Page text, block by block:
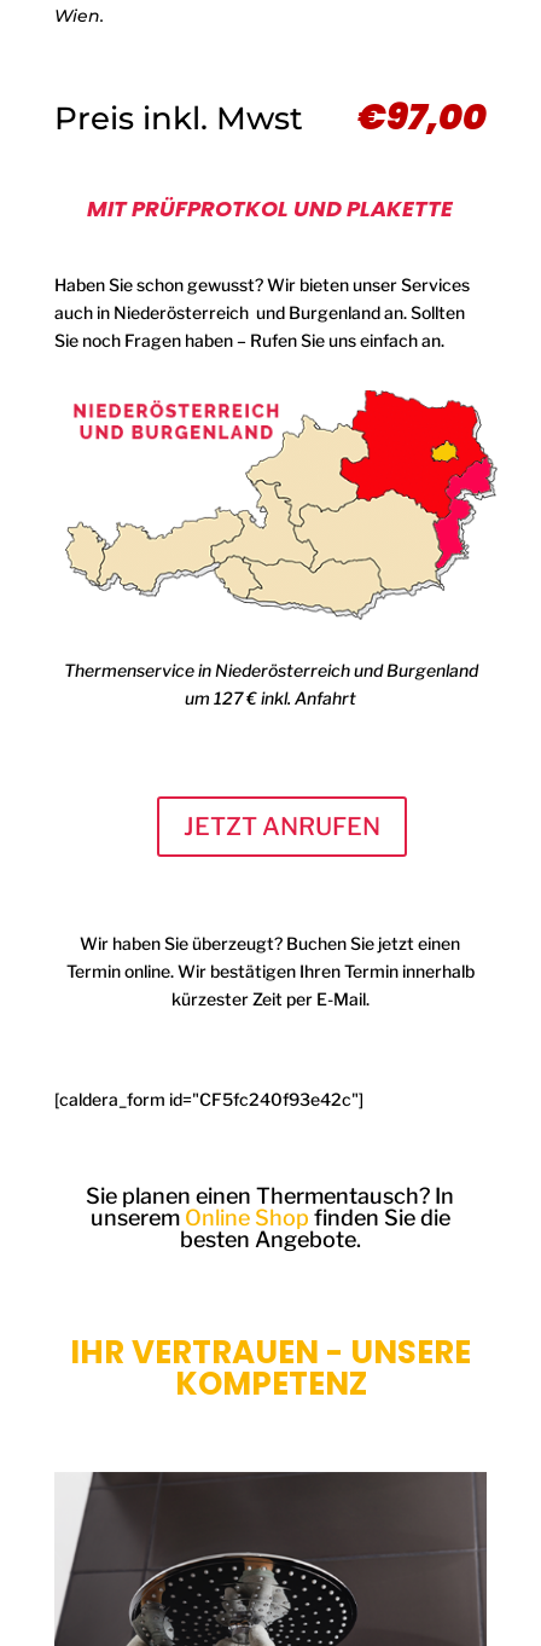
Wien.
Preis inkl. Mwst €97,00
MIT PRÜFPROTKOL UND PLAKETTE
Haben Sie schon gewusst? Wir bieten unser Services
auch in Niederösterreich und Burgenland an. Sollten
Sie noch Fragen haben – Rufen Sie uns einfach an.
Thermenservice in Niederösterreich und Burgenland
um 127 € inkl. Anfahrt
JETZT ANRUFEN
Wir haben Sie überzeugt? Buchen Sie jetzt einen
Termin online. Wir bestätigen Ihren Termin innerhalb
kürzester Zeit per E-Mail.
[caldera_form id="CF5fc240f93e42c"]
Sie planen einen Thermentausch? In
unserem Online Shop finden Sie die
besten Angebote.
IHR VERTRAUEN - UNSERE
KOMPETENZ